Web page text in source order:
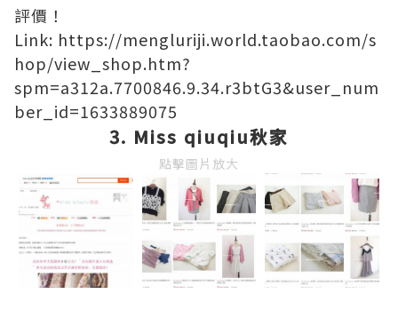
評價！
Link: https://mengluriji.world.taobao.com/s
hop/view_shop.htm?
spm=a312a.7700846.9.34.r3btG3&user_num
ber_id=1633889075
3. Miss qiuqiu秋家
點擊圖片放大